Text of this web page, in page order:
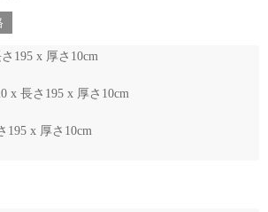
195 x 厚さ10cm
x 長さ195 x 厚さ10cm
195 x 厚さ10cm